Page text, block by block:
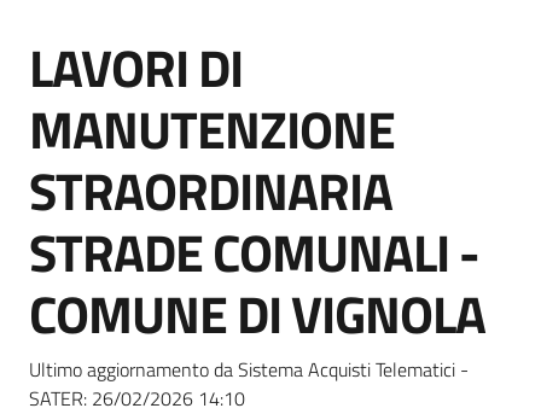
Bandi
e
di
Supporto
telematiche
Salta al contenuto
LAVORI DI
MANUTENZIONE
STRAORDINARIA
STRADE COMUNALI -
COMUNE DI VIGNOLA
Ultimo aggiornamento da Sistema Acquisti Telematici -
SATER: 26/02/2026 14:10